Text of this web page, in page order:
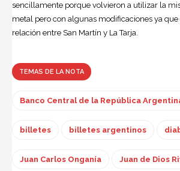
sencillamente porque volvieron a utilizar la
metal pero con algunas modificaciones ya
relación entre San Martín y La Tarja.
TEMAS DE LA NOTA
Banco Central de la República
billetes billetes argentinos
Juan Carlos Onganía Juan de Dios